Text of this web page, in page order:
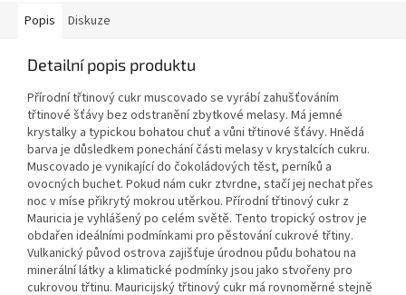
Popis Diskuze
Detailní popis produktu
Přírodní třtinový cukr muscovado se vyrábí zahušťováním
třtinové šťávy bez odstranění zbytkové melasy. Má jemné
krystalky a typickou bohatou chuť a vůni třtinové šťávy. Hnědá
barva je důsledkem ponechání části melasy v krystalcích cukru.
Muscovado je vynikající do čokoládových těst, perníků a
ovocných buchet. Pokud nám cukr ztvrdne, stačí jej nechat přes
noc v míse přikrytý mokrou utěrkou. Přírodní třtinový cukr z
Mauricia je vyhlášený po celém světě. Tento tropický ostrov je
obdařen ideálními podmínkami pro pěstování cukrové třtiny.
Vulkanický původ ostrova zajišťuje úrodnou půdu bohatou na
minerální látky a klimatické podmínky jsou jako stvořeny pro
cukrovou třtinu. Mauricijský třtinový cukr má rovnoměrné stejně